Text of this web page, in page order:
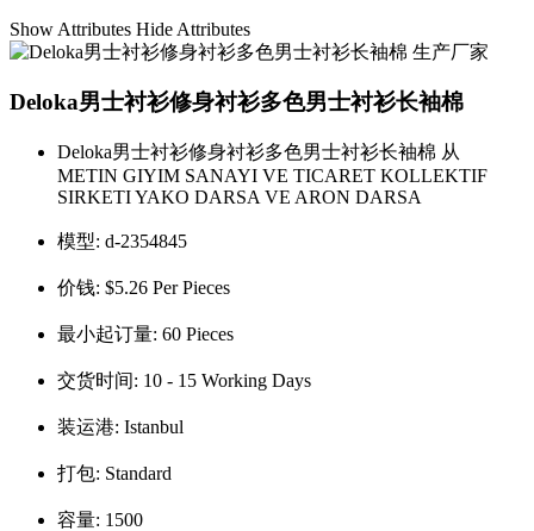
Show Attributes Hide Attributes
Deloka男士衬衫修身衬衫多色男士衬衫长袖棉
Deloka男士衬衫修身衬衫多色男士衬衫长袖棉 从
METIN GIYIM SANAYI VE TICARET KOLLEKTIF
SIRKETI YAKO DARSA VE ARON DARSA
模型: d-2354845
价钱: $5.26 Per Pieces
最小起订量: 60 Pieces
交货时间: 10 - 15 Working Days
装运港: Istanbul
打包: Standard
容量: 1500